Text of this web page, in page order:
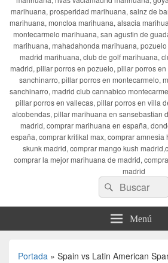
marihuana, prosperidad marihuana, sainz de
marihuana, moncloa marihuana, alsacia
montecarmelo marihuana, san agustin de
marihuana, mahadahonda marihuana,
madrid marihuana, club de golf marihuana,
madrid, pillar porros en pozuelo, pillar porros
sanchinarro, pillar porros en montecarmelo,
sanchinarro, madrid club cannabico
pillar porros en vallecas, pillar porros en villa
alcobendas, pillar marihuana en sansebastian
madrid, comprar marihuana en españa,
españa, comprar kritikal max, comprar amnesia
skunk madrid, comprar mango kush
comprar la mejor marihuana de madrid,
madrid
Buscar
por:
Buscar
Menú
Portada » Spain vs Latin American